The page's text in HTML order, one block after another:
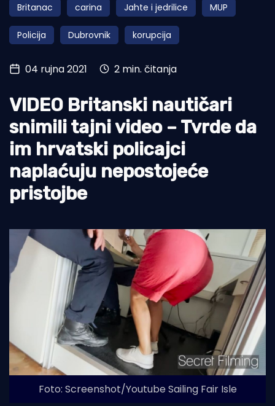
Turizam i nautika
Pomorstvo
Ribolov
Tradicija i kultura
Britanac carina Jahte i jedrilice MUP
Policija Dubrovnik korupcija
04 rujna 2021 2 min. čitanja
VIDEO Britanski nautičari
snimili tajni video – Tvrde da
im hrvatski policajci
naplaćuju nepostojeće
pristojbe
Foto: Screenshot/Youtube Sailing Fair Isle